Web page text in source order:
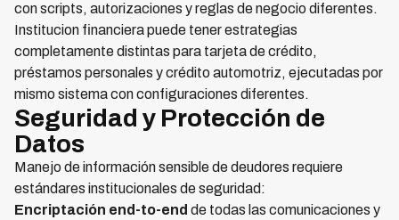
con scripts, autorizaciones y reglas de negocio diferentes.
Institucion financiera puede tener estrategias
completamente distintas para tarjeta de crédito,
préstamos personales y crédito automotriz, ejecutadas por
mismo sistema con configuraciones diferentes.
Seguridad y Protección de
Datos
Manejo de información sensible de deudores requiere
estándares institucionales de seguridad:
Encriptación end-to-end de todas las comunicaciones y